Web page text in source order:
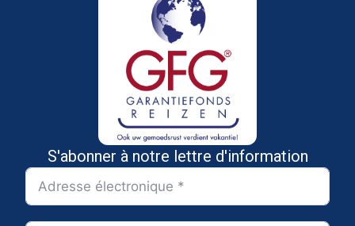
S'abonner à notre lettre d'information